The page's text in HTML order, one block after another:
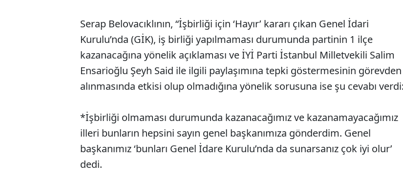
Serap Belovacıklının, “İşbirliği için ‘Hayır’ kararı çıkan Genel İdari
Kurulu’nda (GİK), iş birliği yapılmaması durumunda partinin 1 ilçe
kazanacağına yönelik açıklaması ve İYİ Parti İstanbul Milletvekili Salim
Ensarioğlu Şeyh Said ile ilgili paylaşımına tepki göstermesinin görevden
alınmasında etkisi olup olmadığına yönelik sorusuna ise şu cevabı verdi:
*İşbirliği olmaması durumunda kazanacağımız ve kazanamayacağımız
illeri bunların hepsini sayın genel başkanımıza gönderdim. Genel
başkanımız ‘bunları Genel İdare Kurulu’nda da sunarsanız çok iyi olur’
dedi.